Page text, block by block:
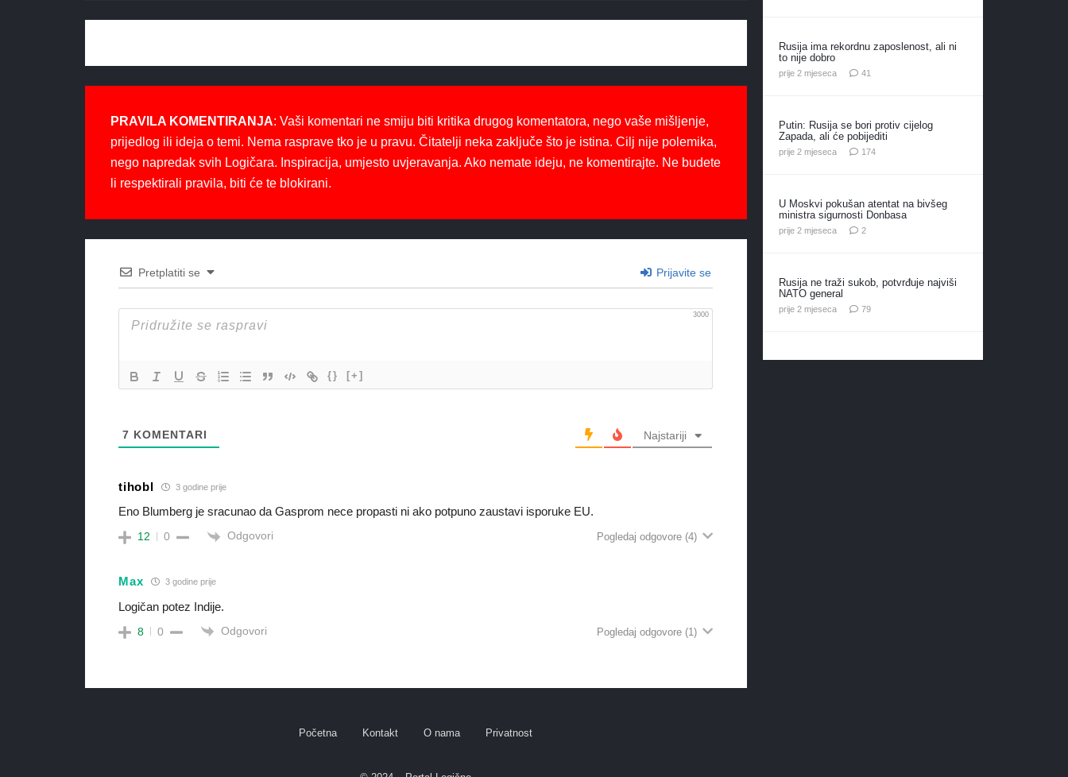
PRAVILA KOMENTIRANJA: Vaši komentari ne smiju biti kritika drugog komentatora, nego vaše mišljenje,
prijedlog ili ideja o temi. Nema rasprave tko je u pravu. Čitatelji neka zaključe što je istina. Cilj nije polemika,
nego napredak svih Logičara. Inspiracija, umjesto uvjeravanja. Ako nemate ideju, ne komentirajte. Ne budete
li respektirali pravila, biti će te blokirani.
Pretplatiti se Prijavite se
3000
{} [+]
7 KOMENTARI Najstariji
tihobl 3 godine prije
Eno Blumberg je sracunao da Gasprom nece propasti ni ako potpuno zaustavi isporuke EU.
12 0 Odgovori Pogledaj odgovore (4)
Max 3 godine prije
Logičan potez Indije.
8 0 Odgovori Pogledaj odgovore (1)
Početna Kontakt O nama Privatnost
Rusija ima rekordnu zaposlenost, ali ni
to nije dobro
prije 2 mjeseca 41
Putin: Rusija se bori protiv cijelog
Zapada, ali će pobijediti
prije 2 mjeseca 174komentara
U Moskvi pokušan atentat na bivšeg
ministra sigurnosti Donbasa
prije 2 mjeseca 2komentara
Rusija ne traži sukob, potvrđuje najviši
NATO general
prije 2 mjeseca 79komentara